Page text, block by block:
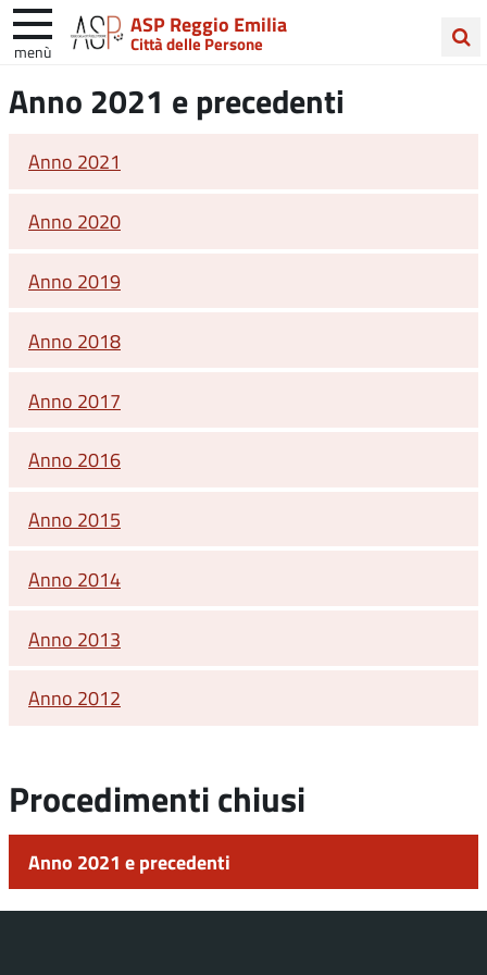
ASP Reggio Emilia
Città delle Persone
menù
nel
Anno 2021 e precedenti
Anno 2021
Anno 2020
Anno 2019
Anno 2018
Anno 2017
Anno 2016
Anno 2015
Anno 2014
Anno 2013
Anno 2012
Procedimenti chiusi
Anno 2021 e precedenti